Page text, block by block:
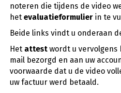
noteren die tijdens de video
het evaluatieformulier in te
Beide links vindt u onderaan
Het attest wordt u vervolgens
mail bezorgd en aan uw
voorwaarde dat u de video
uw factuur werd betaald.